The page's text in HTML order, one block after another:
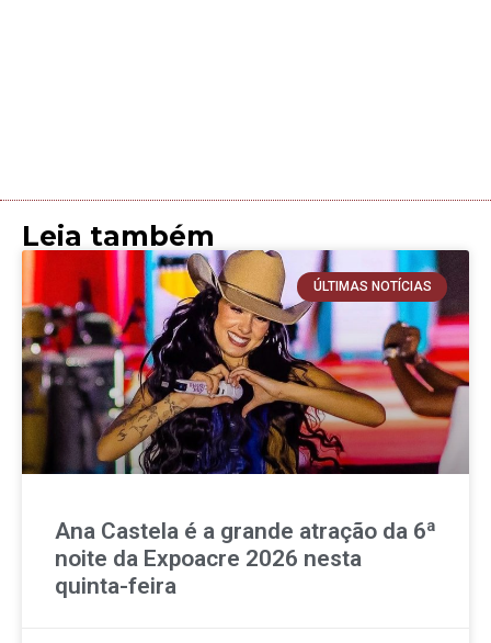
Leia também
ÚLTIMAS NOTÍCIAS
Ana Castela é a grande atração da 6ª
noite da Expoacre 2026 nesta
quinta-feira